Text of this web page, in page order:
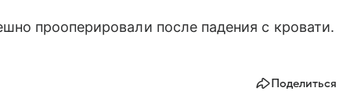
прооперировали после падения с кровати.
Поделиться